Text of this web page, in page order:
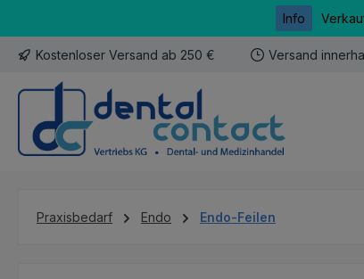
Info
Kostenloser Versand ab 250 € Versand
Praxisbedarf Endo Endo-Feilen